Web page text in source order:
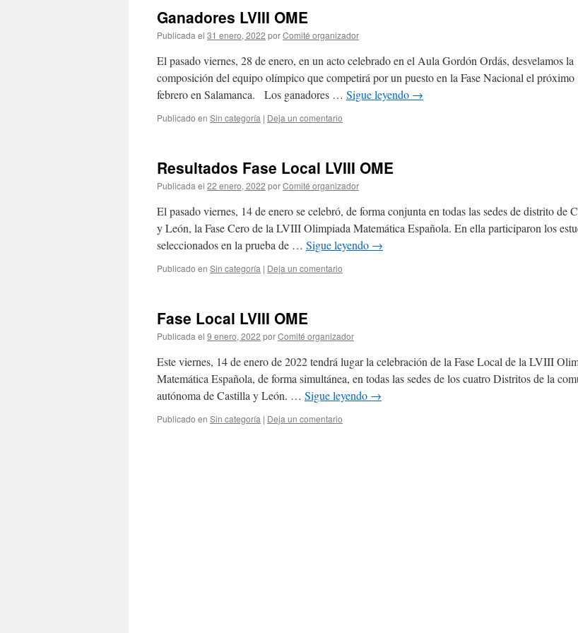
Ganadores LVIII OME
Publicada el 31 enero, 2022 porComité organizador
El pasado viernes, 28 de enero, en un acto celebrado en el Aula Gordón Ordás, desvelamos la
composición del equipo olímpico que competirá por un puesto en la Fase Nacional el próximo
febrero en Salamanca. Los ganadores … Sigue leyendo →
Publicado en Sin categoría | Deja un comentario
Resultados Fase Local LVIII OME
Publicada el 22 enero, 2022 porComité organizador
El pasado viernes, 14 de enero se celebró, de forma conjunta en todas las sedes de distrito de
y León, la Fase Cero de la LVIII Olimpiada Matemática Española. En ella participaron los
seleccionados en la prueba de … Sigue leyendo →
Publicado en Sin categoría | Deja un comentario
Fase Local LVIII OME
Publicada el 9 enero, 2022 porComité organizador
Este viernes, 14 de enero de 2022 tendrá lugar la celebración de la Fase Local de la LVIII
Matemática Española, de forma simultánea, en todas las sedes de los cuatro Distritos de la
autónoma de Castilla y León. … Sigue leyendo →
Publicado en Sin categoría | Deja un comentario